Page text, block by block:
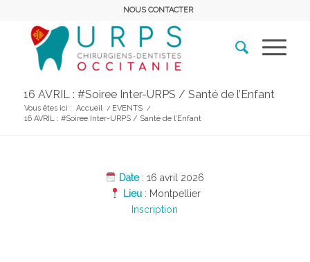
NOUS CONTACTER
16 AVRIL : #Soiree Inter-URPS / Santé de l’Enfant
Vous êtes ici : Accueil / EVENTS /
16 AVRIL : #Soiree Inter-URPS / Santé de l’Enfant
Date: 16 avril 2026
Lieu: Montpellier
Inscription